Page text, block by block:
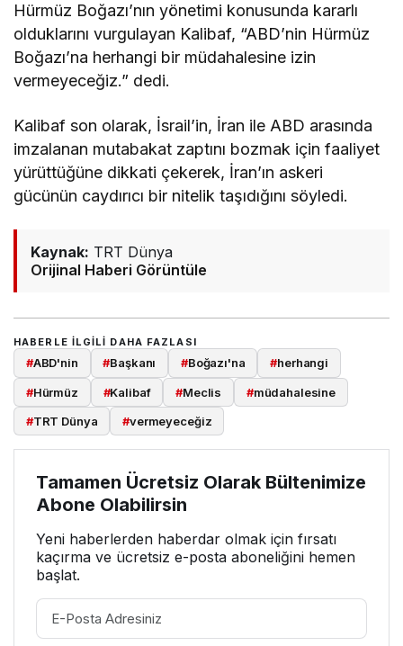
Hürmüz Boğazı’nın yönetimi konusunda kararlı
olduklarını vurgulayan Kalibaf, “ABD’nin Hürmüz
Boğazı’na herhangi bir müdahalesine izin
vermeyeceğiz.” dedi.
Kalibaf son olarak, İsrail’in, İran ile ABD arasında
imzalanan mutabakat zaptını bozmak için faaliyet
yürüttüğüne dikkati çekerek, İran’ın askeri
gücünün caydırıcı bir nitelik taşıdığını söyledi.
Kaynak: TRT Dünya
Orijinal Haberi Görüntüle
HABERLE ILGILI DAHA FAZLASI
#ABD'nin #Başkanı #Boğazı'na #herhangi
#Hürmüz #Kalibaf #Meclis #müdahalesine
#TRT Dünya #vermeyeceğiz
Tamamen Ücretsiz Olarak Bültenimize
Abone Olabilirsin
Yeni haberlerden haberdar olmak için fırsatı
kaçırma ve ücretsiz e-posta aboneliğini hemen
başlat.